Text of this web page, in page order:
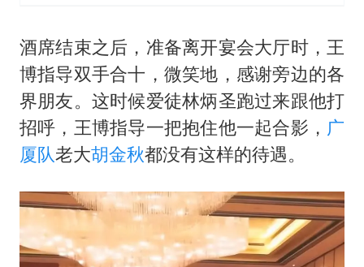
酒席结束之后，准备离开宴会大厅时，王
博指导双手合十，微笑地，感谢旁边的各
界朋友。这时候爱徒林炳圣跑过来跟他打
招呼，王博指导一把抱住他一起合影， 广
厦队老大胡金秋都没有这样的待遇。